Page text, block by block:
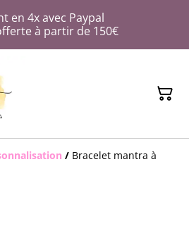
en 4x avec Paypal
à partir de 150€
/ Bracelet mantra à